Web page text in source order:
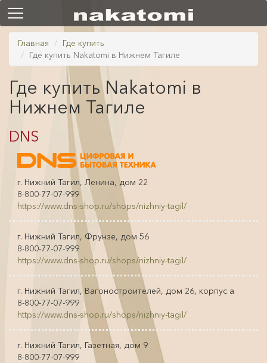
Главная
Где купить
Где купить Nakatomi в Нижнем Тагиле
Где купить Nakatomi в
Нижнем Тагиле
DNS
г. Нижний Тагил, Ленина, дом 22
8-800-77-07-999
https://www.dns-shop.ru/shops/nizhniy-tagil/
г. Нижний Тагил, Фрунзе, дом 56
8-800-77-07-999
https://www.dns-shop.ru/shops/nizhniy-tagil/
г. Нижний Тагил, Вагоностроителей, дом 26, корпус а
8-800-77-07-999
https://www.dns-shop.ru/shops/nizhniy-tagil/
г. Нижний Тагил, Газетная, дом 9
8-800-77-07-999